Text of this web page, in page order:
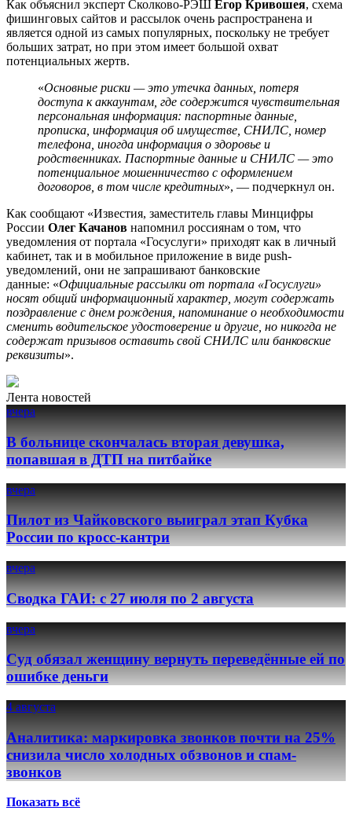
Как объяснил эксперт Сколково-РЭШ Егор Кривошея, схема
фишинговых сайтов и рассылок очень распространена и
является одной из самых популярных, поскольку не требует
больших затрат, но при этом имеет большой охват
потенциальных жертв.
«Основные риски — это утечка данных, потеря
доступа к аккаунтам, где содержится чувствительная
персональная информация: паспортные данные,
прописка, информация об имуществе, СНИЛС, номер
телефона, иногда информация о здоровье и
родственниках. Паспортные данные и СНИЛС — это
потенциальное мошенничество с оформлением
договоров, в том числе кредитных», — подчеркнул он.
Как сообщают «Известия, заместитель главы Минцифры
России Олег Качанов напомнил россиянам о том, что
уведомления от портала «Госуслуги» приходят как в личный
кабинет, так и в мобильное приложение в виде push-
уведомлений, они не запрашивают банковские
данные: «Официальные рассылки от портала «Госуслуги»
носят общий информационный характер, могут содержать
поздравление с днем рождения, напоминание о необходимости
сменить водительское удостоверение и другие, но никогда не
содержат призывов оставить свой СНИЛС или банковские
реквизиты».
Лента новостей
вчера
В больнице скончалась вторая девушка,
попавшая в ДТП на питбайке
вчера
Пилот из Чайковского выиграл этап Кубка
России по кросс-кантри
вчера
Сводка ГАИ: с 27 июля по 2 августа
вчера
Суд обязал женщину вернуть переведённые ей по
ошибке деньги
4 августа
Аналитика: маркировка звонков почти на 25%
снизила число холодных обзвонов и спам-
звонков
Показать всё